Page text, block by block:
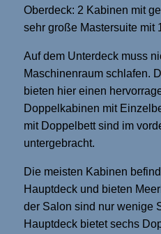
Oberdeck: 2 Kabinen mit
sehr große Mastersuite mit
Auf dem Unterdeck muss
Maschinenraum schlafen.
bieten hier einen
Doppelkabinen mit
mit Doppelbett sind im
untergebracht.
Die meisten Kabinen
Hauptdeck und bieten
der Salon sind nur wenige
Hauptdeck bietet sechs